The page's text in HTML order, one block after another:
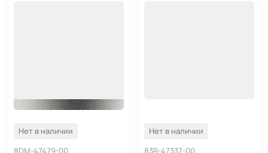
Нет в наличии
8DM-47479-00
Нет в наличии
83R-47337-00